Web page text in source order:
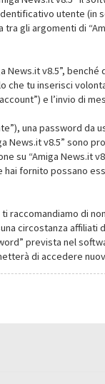
utente
gli argomenti di
News.it v8.5”,
tu inserisci
e l’invio di
una password
News.it v8.5”
“Amiga News.it
fornito possano
raccomandiamo di
circostanza
prevista nel
di accedere